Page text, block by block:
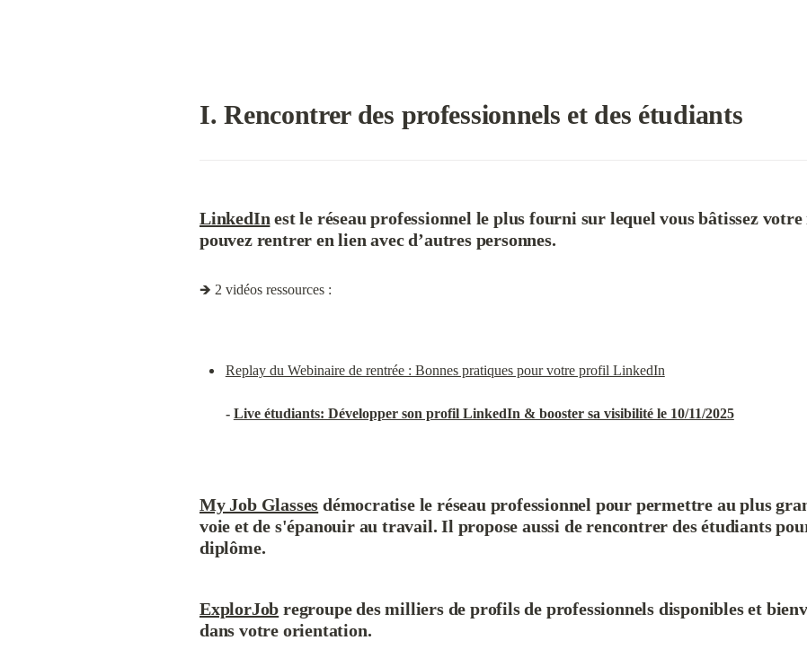
I. Rencontrer des professionnels et des étudiants
LinkedIn est le réseau professionnel le plus fourni sur lequel vous bâtissez
pouvez rentrer en lien avec d’autres personnes.
🡺 2 vidéos ressources :
Replay du Webinaire de rentrée : Bonnes pratiques pour votre profil LinkedIn
- Live étudiants: Développer son profil LinkedIn & booster sa visibilité le 10/11/2025
My Job Glasses démocratise le réseau professionnel pour permettre au plus
voie et de s'épanouir au travail. Il propose aussi de rencontrer des étudiants
diplôme.
ExplorJob regroupe des milliers de profils de professionnels disponibles et
dans votre orientation.